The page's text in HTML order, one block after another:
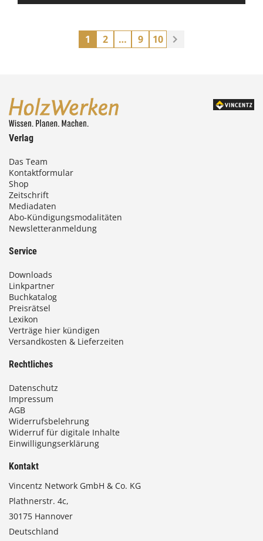
1 2 … 9 10
Verlag
Das Team
Kontaktformular
Shop
Zeitschrift
Mediadaten
Abo-Kündigungsmodalitäten
Newsletteranmeldung
Service
Downloads
Linkpartner
Buchkatalog
Preisrätsel
Lexikon
Verträge hier kündigen
Versandkosten & Lieferzeiten
Rechtliches
Datenschutz
Impressum
AGB
Widerrufsbelehrung
Widerruf für digitale Inhalte
Einwilligungserklärung
Kontakt
Vincentz Network GmbH & Co. KG
Plathnerstr. 4c,
30175 Hannover
Deutschland